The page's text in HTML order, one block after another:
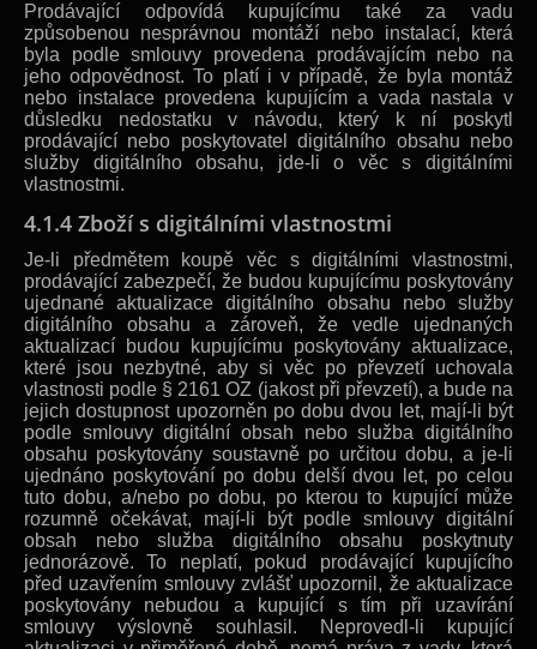
Prodávající odpovídá kupujícímu také za vadu
způsobenou nesprávnou montáží nebo instalací, která
byla podle smlouvy provedena prodávajícím nebo na
jeho odpovědnost. To platí i v případě, že byla montáž
nebo instalace provedena kupujícím a vada nastala v
důsledku nedostatku v návodu, který k ní poskytl
prodávající nebo poskytovatel digitálního obsahu nebo
služby digitálního obsahu, jde-li o věc s digitálními
vlastnostmi.
4.1.4 Zboží s digitálními vlastnostmi
Je-li předmětem koupě věc s digitálními vlastnostmi,
prodávající zabezpečí, že budou kupujícímu poskytovány
ujednané aktualizace digitálního obsahu nebo služby
digitálního obsahu a zároveň, že vedle ujednaných
aktualizací budou kupujícímu poskytovány aktualizace,
které jsou nezbytné, aby si věc po převzetí uchovala
vlastnosti podle § 2161 OZ (jakost při převzetí), a bude na
jejich dostupnost upozorněn po dobu dvou let, mají-li být
podle smlouvy digitální obsah nebo služba digitálního
obsahu poskytovány soustavně po určitou dobu, a je-li
ujednáno poskytování po dobu delší dvou let, po celou
tuto dobu, a/nebo po dobu, po kterou to kupující může
rozumně očekávat, mají-li být podle smlouvy digitální
obsah nebo služba digitálního obsahu poskytnuty
jednorázově. To neplatí, pokud prodávající kupujícího
před uzavřením smlouvy zvlášť upozornil, že aktualizace
poskytovány nebudou a kupující s tím při uzavírání
smlouvy výslovně souhlasil. Neprovedl-li kupující